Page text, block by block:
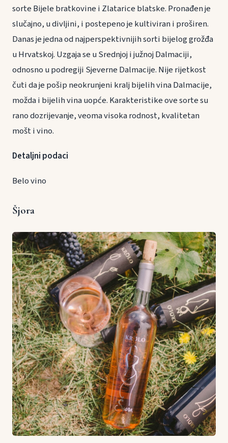
sorte Bijele bratkovine i Zlatarice blatske. Pronađen je
slučajno, u divljini, i postepeno je kultiviran i proširen.
Danas je jedna od najperspektivnijih sorti bijelog grožđa
u Hrvatskoj. Uzgaja se u Srednjoj i južnoj Dalmaciji,
odnosno u podregiji Sjeverne Dalmacije. Nije rijetkost
čuti da je pošip neokrunjeni kralj bijelih vina Dalmacije,
možda i bijelih vina uopće. Karakteristike ove sorte su
rano dozrijevanje, veoma visoka rodnost, kvalitetan
mošt i vino.
Detaljni podaci
Belo vino
Šjora